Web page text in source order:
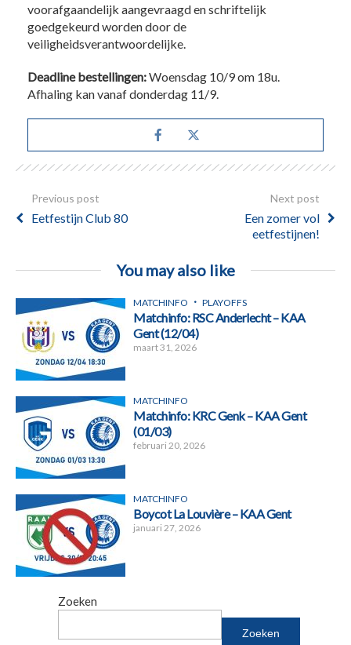
voorafgaandelijk aangevraagd en schriftelijk
goedgekeurd worden door de
veiligheidsverantwoordelijke.
Deadline bestellingen:Woensdag 10/9 om 18u.
Afhaling kan vanaf donderdag 11/9.
Previous post
Eetfestijn Club 80
Next post
Een zomer vol
eetfestijnen!
You may also like
MATCHINFO PLAYOFFS
Matchinfo: RSC Anderlecht – KAA
Gent (12/04)
maart 31, 2026
MATCHINFO
Matchinfo: KRC Genk – KAA Gent
(01/03)
februari 20, 2026
MATCHINFO
Boycot La Louvière – KAA Gent
januari 27, 2026
Zoeken
Zoeken